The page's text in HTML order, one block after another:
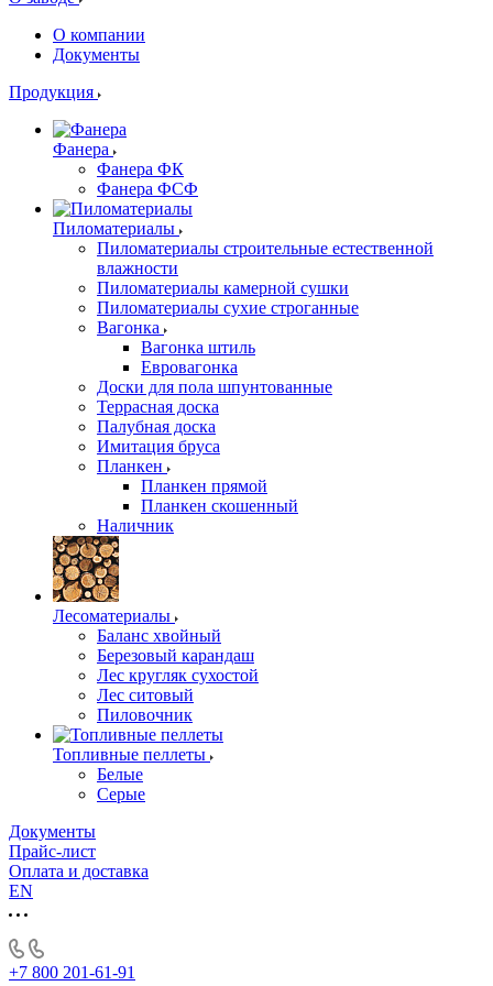
О компании
Документы
Продукция
Фанера
Фанера ФК
Фанера ФСФ
Пиломатериалы
Пиломатериалы строительные естественной
влажности
Пиломатериалы камерной сушки
Пиломатериалы сухие строганные
Вагонка
Вагонка штиль
Евровагонка
Доски для пола шпунтованные
Террасная доска
Палубная доска
Имитация бруса
Планкен
Планкен прямой
Планкен скошенный
Наличник
Лесоматериалы
Баланс хвойный
Березовый карандаш
Лес кругляк сухостой
Лес ситовый
Пиловочник
Топливные пеллеты
Белые
Серые
Документы
Прайс-лист
Оплата и доставка
EN
+7 800 201-61-91